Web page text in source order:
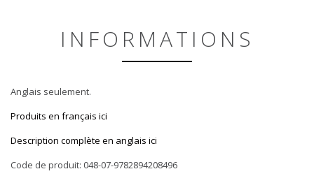
INFORMATIONS
Anglais seulement.
Produits en français ici
Description complète en anglais ici
Code de produit: 048-07-9782894208496